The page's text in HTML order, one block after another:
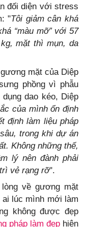
đối diện với stress
"Tôi giảm cân khá
“màu mỡ” với 57
mặt thì mụn, da
mặt của Diệp
phồng vì phẫu
dao kéo, Diệp
của mình ổn định
định làm liệu pháp
trong khi dự án
Không những thế,
lý nên đành phải
vẻ rạng rỡ".
về gương mặt
lúc mình mới làm
không được đẹp
pháp làm đẹphiện